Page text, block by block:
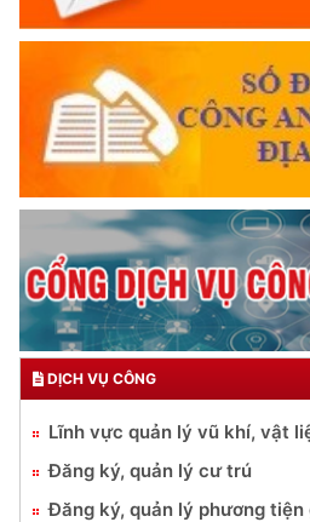
DỊCH VỤ CÔNG
Lĩnh vực quản lý vũ khí, vật
Đăng ký, quản lý cư trú
Đăng ký, quản lý phương tiện